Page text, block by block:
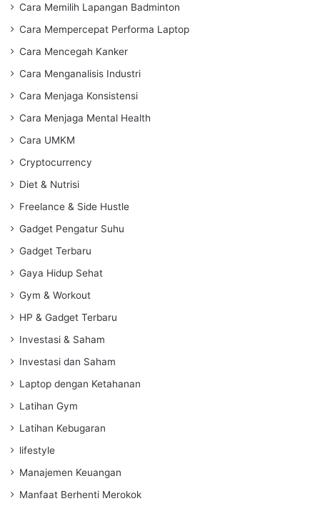
Cara Memilih Lapangan Badminton
Cara Mempercepat Performa Laptop
Cara Mencegah Kanker
Cara Menganalisis Industri
Cara Menjaga Konsistensi
Cara Menjaga Mental Health
Cara UMKM
Cryptocurrency
Diet & Nutrisi
Freelance & Side Hustle
Gadget Pengatur Suhu
Gadget Terbaru
Gaya Hidup Sehat
Gym & Workout
HP & Gadget Terbaru
Investasi & Saham
Investasi dan Saham
Laptop dengan Ketahanan
Latihan Gym
Latihan Kebugaran
lifestyle
Manajemen Keuangan
Manfaat Berhenti Merokok